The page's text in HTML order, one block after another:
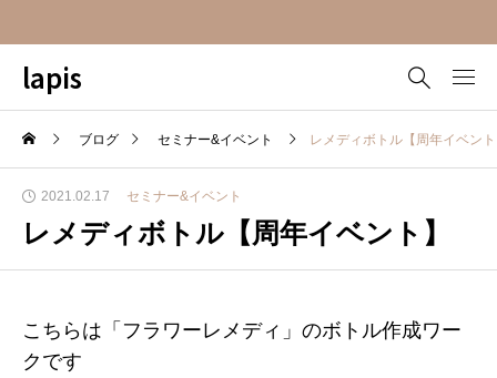
lapis
ブログ セミナー&イベント レメディボトル【周年イベン
2021.02.17 セミナー&イベント
レメディボトル【周年イベント】
こちらは「フラワーレメディ」のボトル作成ワー
クです